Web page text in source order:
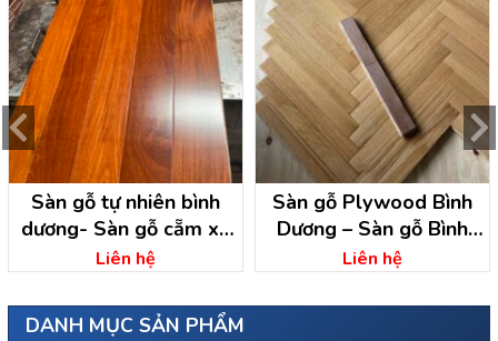
DANH MỤC SẢN PHẨM
Sàn gỗ tự nhiên bình
dương- Sàn gỗ cẵm xe
Bình Dương
Liên hệ
Sàn gỗ Plywood Bình
Dương – Sàn gỗ Bình
Dương
Liên hệ